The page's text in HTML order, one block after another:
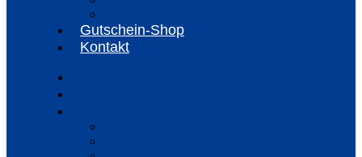
Gutschein-Shop
Kontakt